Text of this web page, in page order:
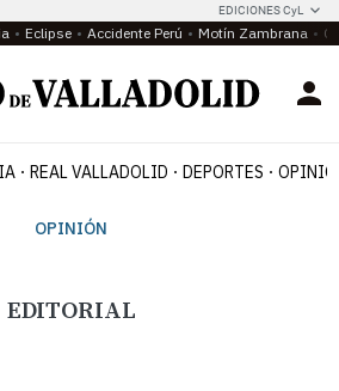
EDICIONES CyL
Eclipse Accidente Perú Motín Zambrana
REAL VALLADOLID DEPORTES
OPINIÓN
EDITORIAL